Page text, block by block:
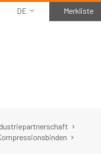
DE Merkliste